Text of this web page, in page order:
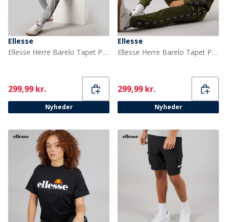
Ellesse
Ellesse Herre Barelo Tapet Polyester Træningsdragt Grå
Current
299,99 kr.
Nyheder
Ellesse
Ellesse Herre Barelo Tapet Polyester Træningsdragt Khaki
Current
299,99 kr.
Nyheder